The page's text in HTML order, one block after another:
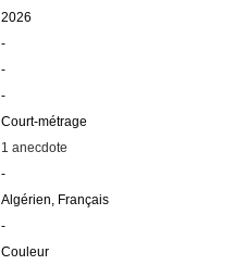
2026
-
-
-
Court-métrage
1 anecdote
-
Algérien, Français
-
Couleur